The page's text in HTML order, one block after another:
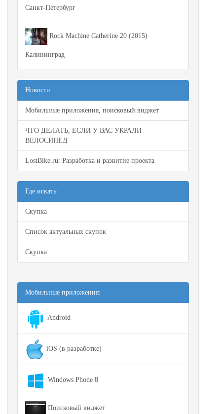
Санкт-Петербург
Rock Machine Catherine 20 (2015)
Калининград
Новости:
Мобильные приложения, поисковый виджет
ЧТО ДЕЛАТЬ, ЕСЛИ У ВАС УКРАЛИ
ВЕЛОСИПЕД
LostBike.ru: Разработка и развитие проекта
Где искать:
Скупка
Список актуальных скупок
Скупка
Мобильные приложения:
Android
iOS (в разработке)
Windows Phone 8
Поисковый виджет